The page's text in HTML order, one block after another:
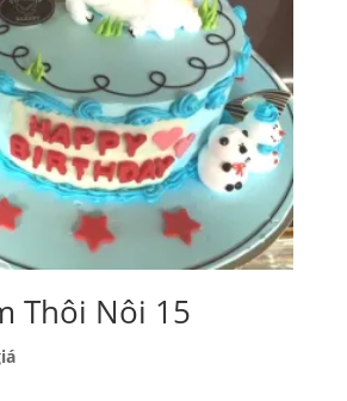
Thôi Nôi 15